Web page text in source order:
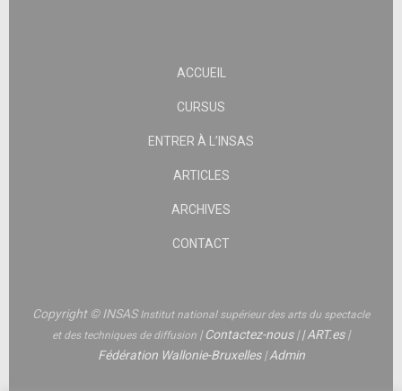
ACCUEIL
CURSUS
ENTRER À L’INSAS
ARTICLES
ARCHIVES
CONTACT
Copyright © INSASInstitut national supérieur des arts du spectacle
et des techniques de diffusion |Contactez-nous||ART.es|
Fédération Wallonie-Bruxelles|Admin